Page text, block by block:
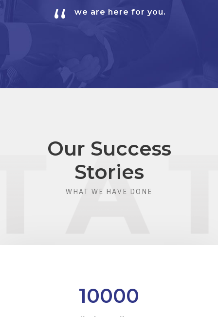
“ we are here for you.
Our Success
Stories
WHAT WE HAVE DONE
10000